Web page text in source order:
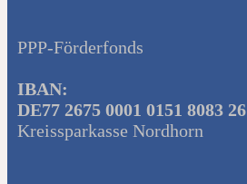
PPP-Förderfonds
IBAN:
DE77 2675 0001 0151 8083 26
Kreissparkasse Nordhorn